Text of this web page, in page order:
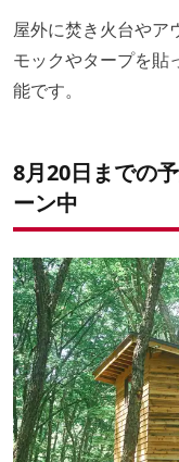
屋外に焚き火台やア
モックやタープを貼
能です。
8月20日までの
ーン中